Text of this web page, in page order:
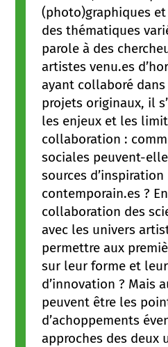
(photo)graphiques
des thématiques
parole à des
artistes venu.es
ayant collaboré
projets originaux, il
les enjeux et les
collaboration :
sociales peuvent-
sources
contemporain.es ?
collaboration des
avec les univers
permettre aux
sur leur forme et
d’innovation ? Mais
peuvent être les
d’achoppements
approches des deux